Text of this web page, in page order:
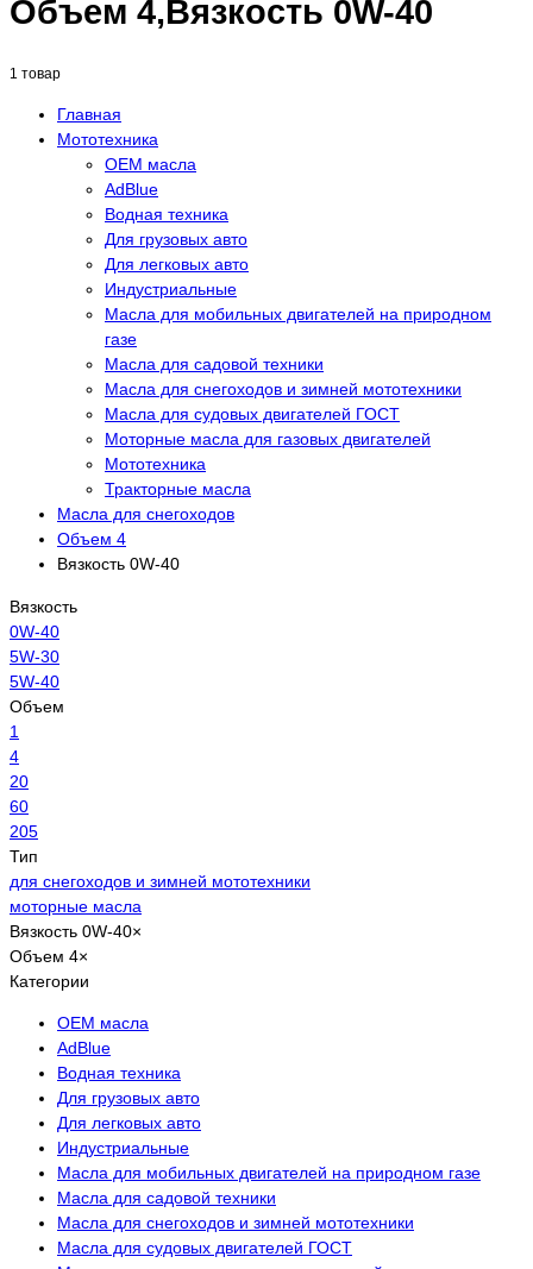
Объем 4,Вязкость 0W-40
1 товар
Главная
Мототехника
OEM масла
АdBlue
Водная техника
Для грузовых авто
Для легковых авто
Индустриальные
Масла для мобильных двигателей на природном
газе
Масла для садовой техники
Масла для снегоходов и зимней мототехники
Масла для судовых двигателей ГОСТ
Моторные масла для газовых двигателей
Мототехника
Тракторные масла
Масла для снегоходов
Объем 4
Вязкость 0W-40
Вязкость
0W-40
5W-30
5W-40
Объем
1
4
20
60
205
Тип
для снегоходов и зимней мототехники
моторные масла
Вязкость 0W-40×
Объем 4×
Категории
OEM масла
АdBlue
Водная техника
Для грузовых авто
Для легковых авто
Индустриальные
Масла для мобильных двигателей на природном газе
Масла для садовой техники
Масла для снегоходов и зимней мототехники
Масла для судовых двигателей ГОСТ